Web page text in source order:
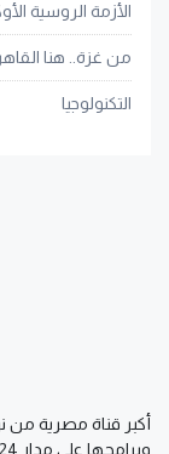
الأزمة الروسية
من غزة.. هنا
التكنولوجيا
أكبر قناة مصرية من
وبرامجها على مدار 24 ساعة